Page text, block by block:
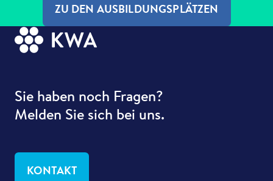
ZU DEN AUSBILDUNGSPLÄTZEN
Sie haben noch Fragen?
Melden Sie sich bei uns.
KONTAKT